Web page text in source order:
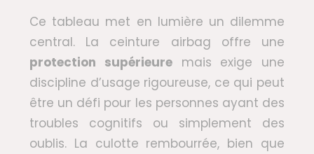
Ce tableau met en lumière un dilemme
central. La ceinture airbag offre une
protection supérieuremais exige une
discipline d’usage rigoureuse, ce qui peut
être un défi pour les personnes ayant des
troubles cognitifs ou simplement des
oublis. La culotte rembourrée, bien que